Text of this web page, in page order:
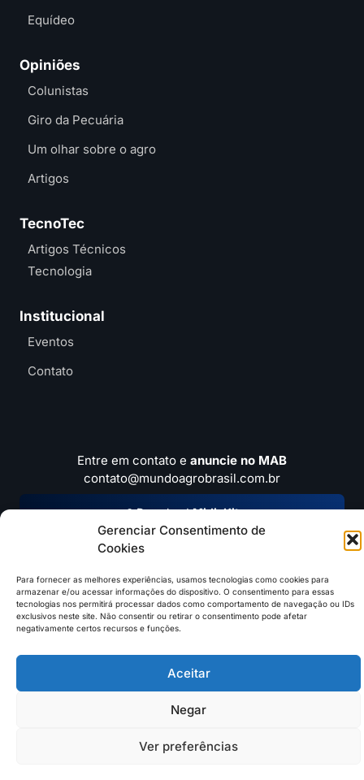
Gerenciar Consentimento de
Cookies
Para fornecer as melhores experiências, usamos tecnologias como cookies para
armazenar e/ou acessar informações do dispositivo. O consentimento para essas
tecnologias nos permitirá processar dados como comportamento de navegação ou IDs
exclusivos neste site. Não consentir ou retirar o consentimento pode afetar
negativamente certos recursos e funções.
Aceitar
Negar
Ver preferências
Equídeo
Opiniões
Colunistas
Giro da Pecuária
Um olhar sobre o agro
Artigos
TecnoTec
Artigos Técnicos
Tecnologia
Institucional
Eventos
Contato
Entre em contato e anuncie no MAB
contato@mundoagrobrasil.com.br
DownloadMidiaKit
©2026 Mundo Agro Brasil. Todos os Direitos Reservados.